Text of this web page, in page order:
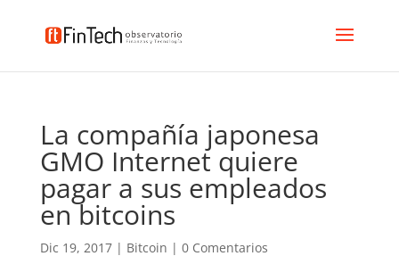
La compañía japonesa
GMO Internet quiere
pagar a sus empleados
en bitcoins
Dic 19, 2017| Bitcoin | 0 Comentarios